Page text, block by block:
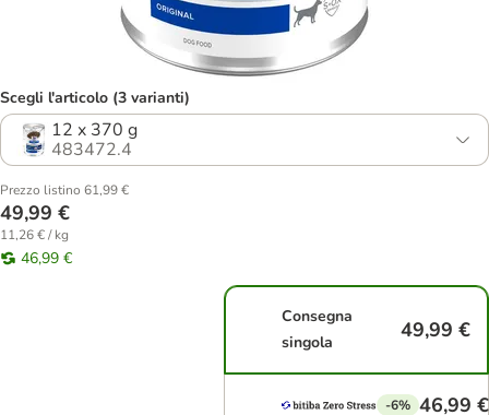
Scegli l'articolo (3 varianti)
12 x 370 g
483472.4
Prezzo listino 61,99 €
49,99 €
11,26 € / kg
46,99 €
Consegna
singola
49,99 €
-6% 46,99 €